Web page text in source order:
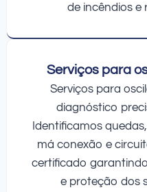
de incêndios e
Serviços para
Serviços para
diagnóstico
Identificamos
má conexão e
certificado
e proteção dos